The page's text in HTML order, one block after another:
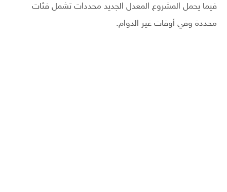
فيما يحمل المشروع المعدل الجديد محددات تشمل فئات
محددة وفي أوقات غير الدوام.